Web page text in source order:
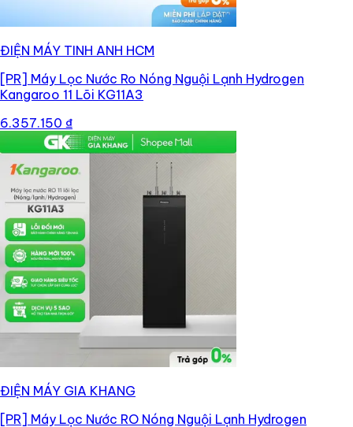
ĐIỆN MÁY TINH ANH HCM
[PR] Máy Lọc Nước Ro Nóng Nguội Lạnh Hydrogen
Kangaroo 11 Lõi KG11A3
6.357.150 ₫
ĐIỆN MÁY GIA KHANG
[PR] Máy Lọc Nước RO Nóng Nguội Lạnh Hydrogen